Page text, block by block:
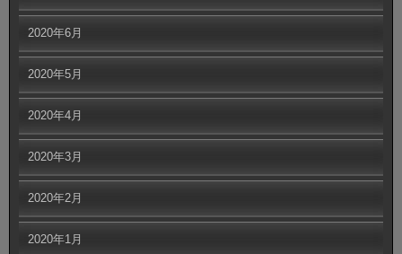
2020年6月
2020年5月
2020年4月
2020年3月
2020年2月
2020年1月